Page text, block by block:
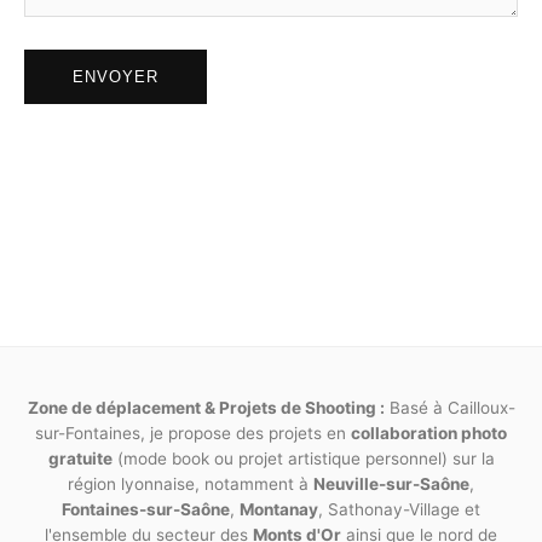
Article 11
photographe, l’autre au modèle. Chaque page doit
être paraphée par les deux parties. La mention « lu et
approuvé » doit y être inscrite en toutes lettres de
manière manuscrite.
ENVOYER
Zone de déplacement & Projets de Shooting : Basé à Cailloux-
sur-Fontaines, je propose des projets en collaboration photo
gratuite(mode book ou projet artistique personnel) sur la
région lyonnaise, notamment à Neuville-sur-Saône,
Fontaines-sur-Saône, Montanay, Sathonay-Village et
l'ensemble du secteur des Monts d'Or ainsi que le nord de